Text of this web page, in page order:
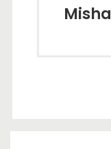
Misha